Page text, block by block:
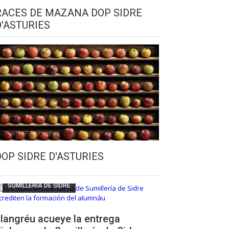
DE MAZANA DOP SIDRE
SIDRE D'ASTURIES
CULTURA SIDRERA
ESCUELA DE SUMILLERÍA DE LA SIDRE
SUMILLERÍA DE SIDRE
acueye la entrega